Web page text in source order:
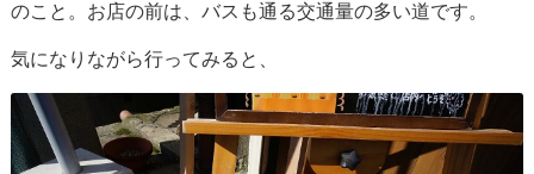
のこと。お店の前は、バスも通る交通量の多い道です。
気になりながら行ってみると、